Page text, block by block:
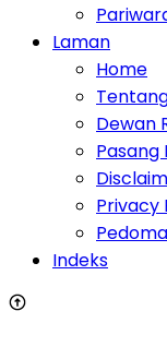
Laman
Home
Dewan
Pasang
Privacy
Indeks